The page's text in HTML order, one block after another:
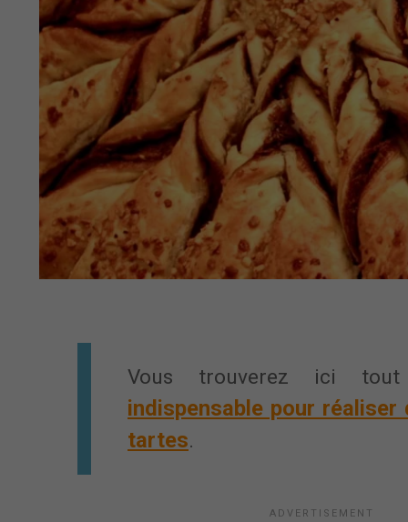
Vous trouverez ici
indispensable pour réaliser
tartes.